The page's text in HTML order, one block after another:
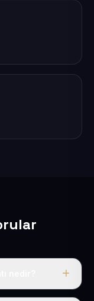
Bu bedele alan